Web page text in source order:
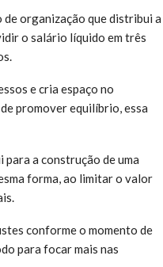
organização que distribui a
o salário líquido em três
e cria espaço no
promover equilíbrio, essa
a construção de uma
forma, ao limitar o valor
conforme o momento de
para focar mais nas